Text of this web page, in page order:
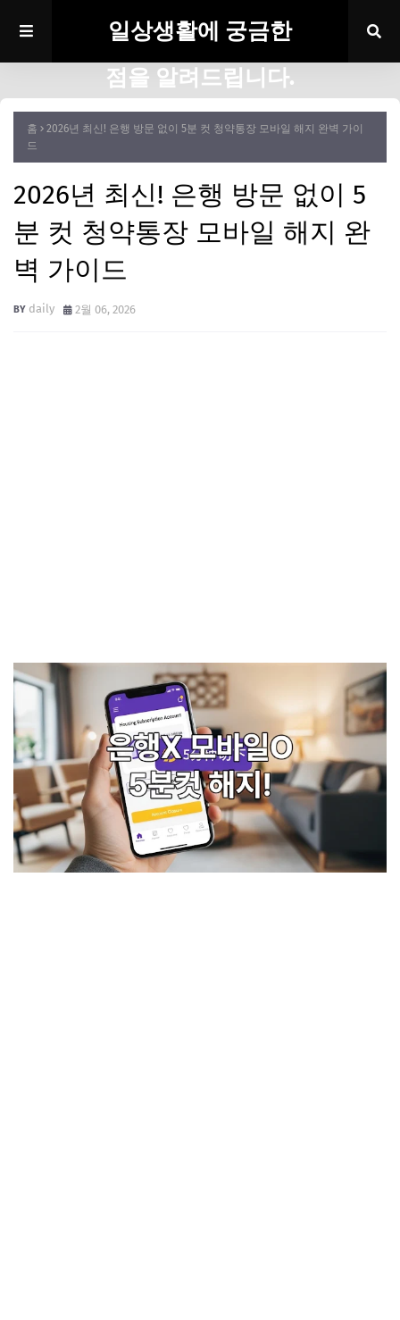
일상생활에 궁금한
점을 알려드립니다.
홈
2026년 최신! 은행 방문 없이 5분 컷 청약통장 모바일 해지 완벽 가이
드
2026년 최신! 은행 방문 없이 5
분 컷 청약통장 모바일 해지 완
벽 가이드
daily 2월 06, 2026